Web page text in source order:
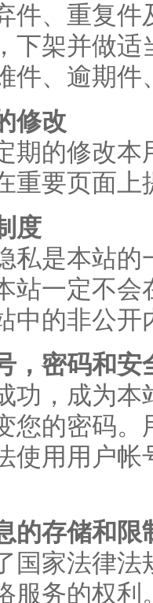
件、重复
下架并做
件、逾期
修改
期的修改
重要页面上
度
私是本站
站一定不
中的非公开
，密码和安
功，成为
您的密码
使用用户
的存储和限
国家法律
服务的权利